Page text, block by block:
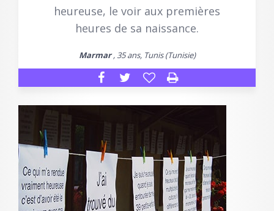
heureuse, le voir aux premières
heures de sa naissance.
Marmar, 35 ans, Tunis (Tunisie)